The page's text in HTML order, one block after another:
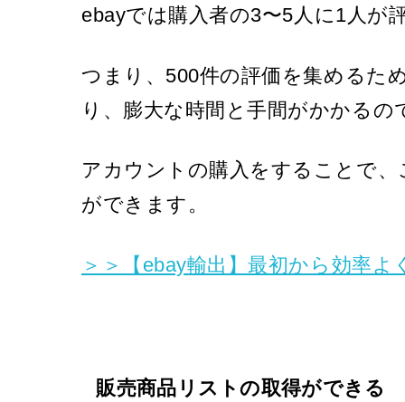
ebayでは購入者の3〜5人に1人が
つまり、500件の評価を集めるた
り、膨大な時間と手間がかかるの
アカウントの購入をすることで
ができます。
＞＞【ebay輸出】最初から効率
販売商品リストの取得ができる